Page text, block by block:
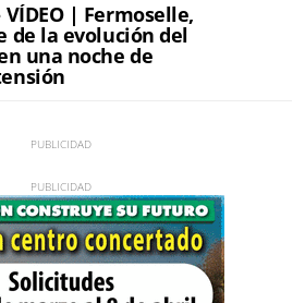
VÍDEO | Fermoselle,
de la evolución del
una noche de